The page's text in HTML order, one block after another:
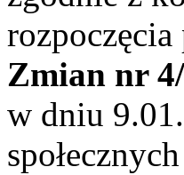
Zmian nr
w dniu